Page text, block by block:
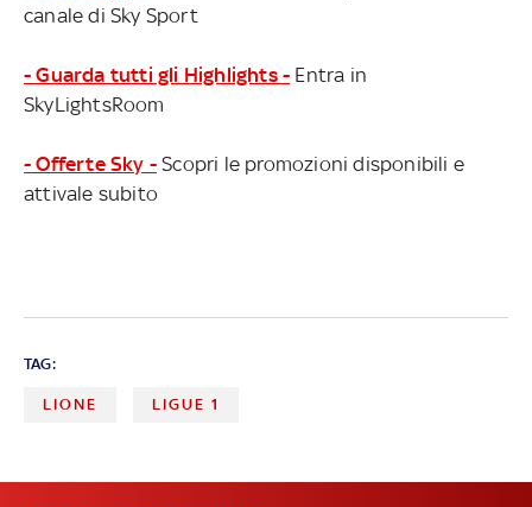
canale di Sky Sport
- Guarda tutti gli Highlights - Entra in
SkyLightsRoom
- Offerte Sky - Scopri le promozioni disponibili e
attivale subito
TAG:
LIONE LIGUE 1